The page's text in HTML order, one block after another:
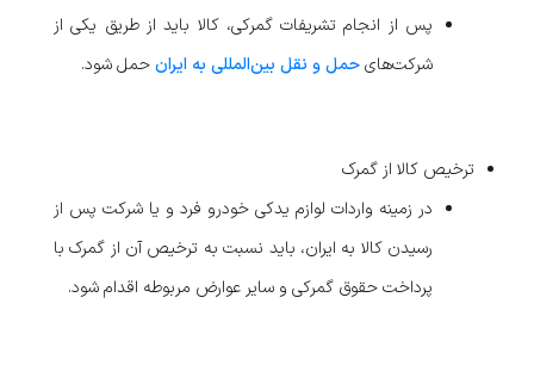
پس از انجام تشریفات گمرکی، کالا باید از طریق یکی از
شرکت‌هایحمل و نقل بین‌المللی به ایرانحمل شود.
ترخیص کالا از گمرک
در زمینه واردات لوازم یدکی خودرو فرد و یا شرکت پس از
رسیدن کالا به ایران، باید نسبت به ترخیص آن از گمرک با
پرداخت حقوق گمرکی و سایر عوارض مربوطه اقدام شود.